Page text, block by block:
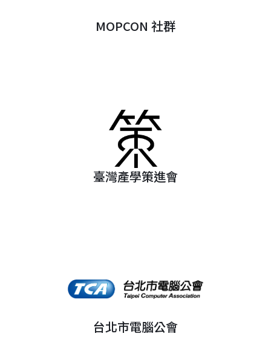
MOPCON 社群
臺灣產學策進會
台北市電腦公會